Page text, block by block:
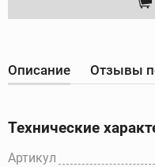
Описание Отзывы
Технические
Артикул